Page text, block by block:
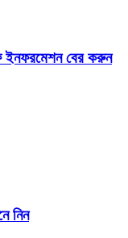
ইনফরমেশন বের করুন
নিন